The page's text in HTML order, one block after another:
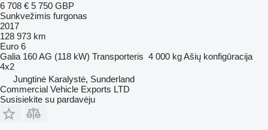
6 708 € 5 750 GBP
Sunkvežimis furgonas
2017
128 973 km
Euro 6
Galia 160 AG (118 kW) Transporteris 4 000 kgAšių konfigūracija
4x2
Jungtinė Karalystė, Sunderland
Commercial Vehicle Exports LTD
Susisiekite su pardavėju